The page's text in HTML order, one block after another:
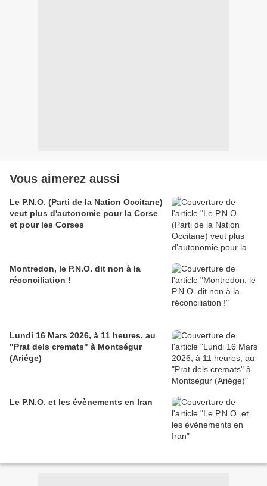
Vous aimerez aussi
Le P.N.O. (Parti de la Nation Occitane)
veut plus d'autonomie pour la Corse
et pour les Corses
Montredon, le P.N.O. dit non à la
réconciliation !
Lundi 16 Mars 2026, à 11 heures, au
"Prat dels cremats" à Montségur
(Ariége)
Le P.N.O. et les évènements en Iran